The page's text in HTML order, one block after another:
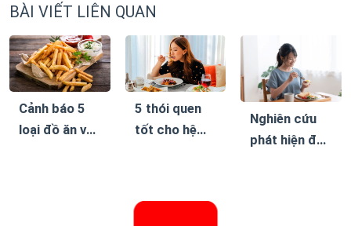
BÀI VIẾT LIÊN QUAN
Cảnh báo 5
loại đồ ăn vặt
5 thói quen
tốt cho hệ
không cần ăn
Nghiên cứu
phát hiện đây